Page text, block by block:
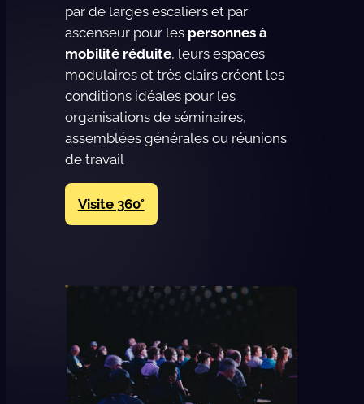
par de larges escaliers et par
ascenseur pour les personnes à
mobilité réduite, leurs espaces
modulaires et très clairs créent les
conditions idéales pour les
organisations de séminaires,
assemblées générales ou réunions
de travail
Visite 360°